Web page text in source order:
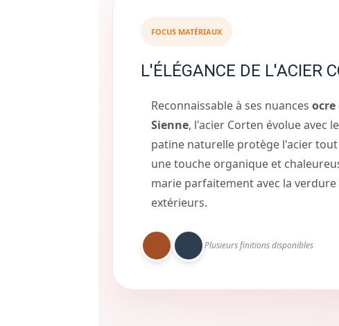
FOCUS MATÉRIAUX
L'ÉLÉGANCE DE L'ACIER
Reconnaissable à ses nuances ocre
Sienne, l'acier Corten évolue avec
patine naturelle protège l'acier
une touche organique et
marie parfaitement avec la verdure
extérieurs.
Plusieurs finitions disponibles